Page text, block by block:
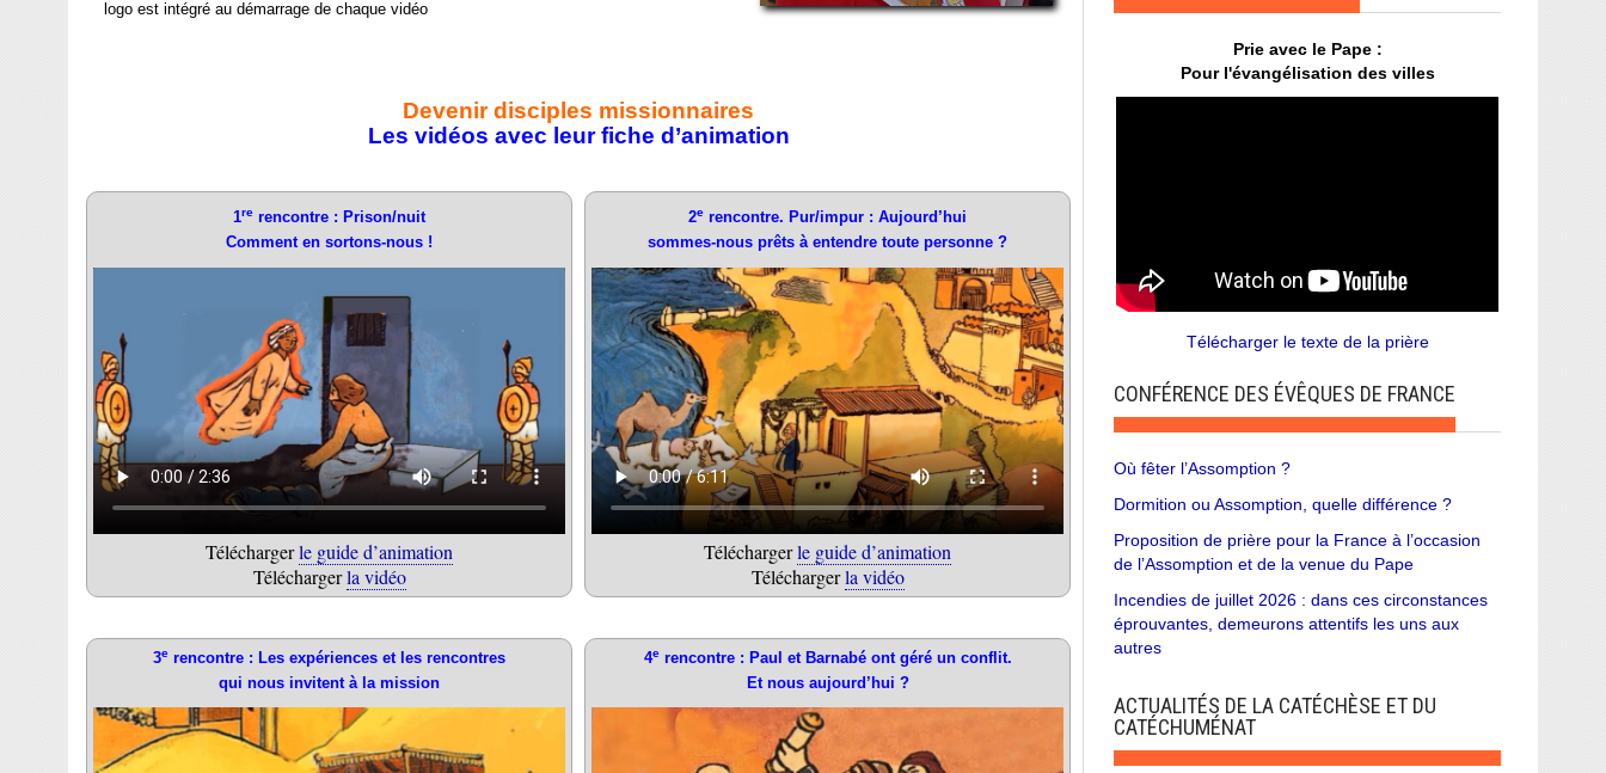
logo est intégré au démarrage de chaque vidéo
Devenir disciples missionnaires
Les vidéos avec leur fiche d’animation
1re rencontre : Prison/nuit
Comment en sortons-nous !
Téléchargerle guide d’animation
Téléchargerla vidéo
2e rencontre. Pur/impur : Aujourd’hui
sommes-nous prêts à entendre toute personne ?
Téléchargerle guide d’animation
Téléchargerla vidéo
3e rencontre : Les expériences et les rencontres
qui nous invitent à la mission
4erencontre : Paul et Barnabé ont géré un conflit.
Et nous aujourd’hui ?
Prie avec le Pape :
Pour l'évangélisation des villes
Télécharger le texte de la prière
CONFÉRENCE DES ÉVÊQUES DE FRANCE
Où fêter l’Assomption ?
Dormition ou Assomption, quelle différence ?
Proposition de prière pour la France à l’occasion
de l’Assomption et de la venue du Pape
Incendies de juillet 2026 : dans ces circonstances
éprouvantes, demeurons attentifs les uns aux
autres
ACTUALITÉS DE LA CATÉCHÈSE ET DU
CATÉCHUMÉNAT